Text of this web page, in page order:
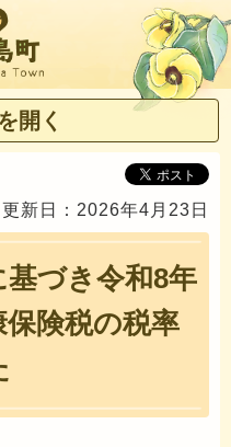
開く
更新日：2026年4月23日
基づき令和8年
険税の税率